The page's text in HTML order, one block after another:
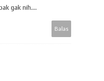
gak nih....
Balas